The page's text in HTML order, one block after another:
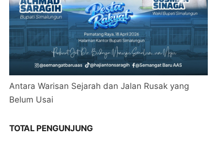
Antara Warisan Sejarah dan Jalan Rusak yang
Belum Usai
TOTAL PENGUNJUNG